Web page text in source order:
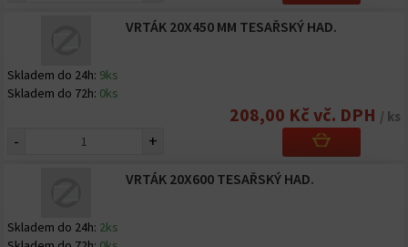
VRTÁK 20X450 MM TESAŘSKÝ HAD.
Skladem do 24h: 9ks
Skladem do 72h: 0ks
208,00 Kč vč. DPH / ks
- +
VRTÁK 20X600 TESAŘSKÝ HAD.
Skladem do 24h: 2ks